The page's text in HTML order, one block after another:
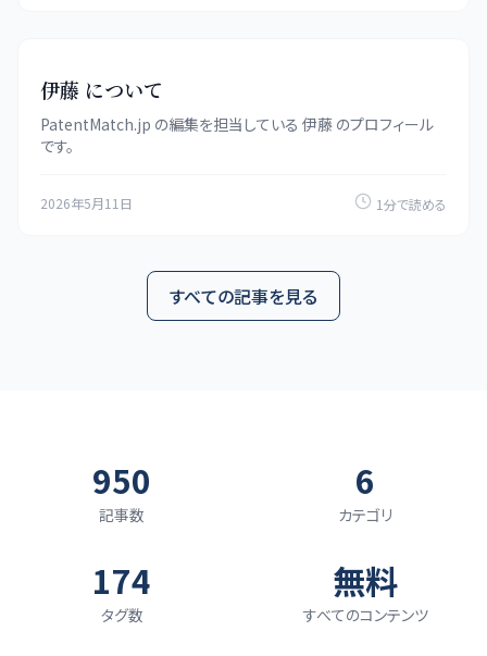
伊藤 について
PatentMatch.jp の編集を担当している 伊藤 のプロフィール
です。
2026年5月11日 1分で読める
すべての記事を見る
950
記事数
6
カテゴリ
174
タグ数
無料
すべてのコンテンツ